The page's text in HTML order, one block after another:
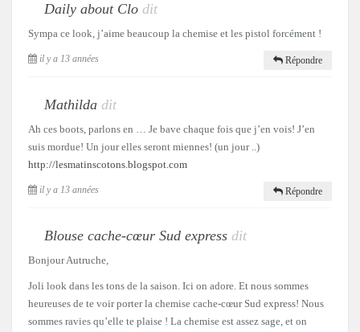
Daily about Clo dit
Sympa ce look, j’aime beaucoup la chemise et les pistol forcément !
il y a 13 années Répondre
Mathilda dit
Ah ces boots, parlons en … Je bave chaque fois que j’en vois! J’en
suis mordue! Un jour elles seront miennes! (un jour ..)
http://lesmatinscotons.blogspot.com
il y a 13 années Répondre
Blouse cache-cœur Sud express dit
Bonjour Autruche,
Joli look dans les tons de la saison. Ici on adore. Et nous sommes
heureuses de te voir porter la chemise cache-cœur Sud express! Nous
sommes ravies qu’elle te plaise ! La chemise est assez sage, et on